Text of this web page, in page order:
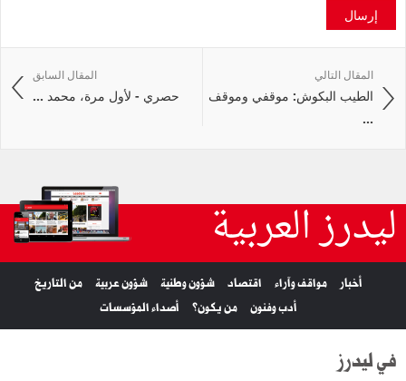
إرسال
المقال السابق
حصري - لأول مرة، محمد ...
المقال التالي
الطيب البكوش: موقفي وموقف
...
ليدرز العربية
أخبار مواقف وآراء اقتصاد شؤون وطنية شؤون عربية
من التاريخ
أدب وفنون
من يكون؟ أصداء المؤسسات
في ليدرز